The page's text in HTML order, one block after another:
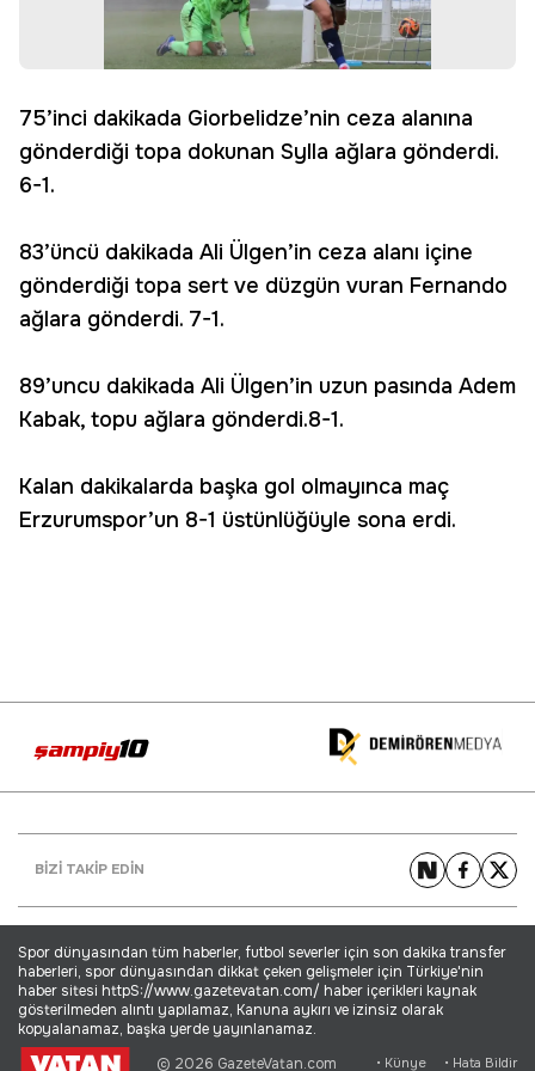
75’inci dakikada Giorbelidze’nin ceza alanına
gönderdiği topa dokunan Sylla ağlara gönderdi.
6-1.
83’üncü dakikada Ali Ülgen’in ceza alanı içine
gönderdiği topa sert ve düzgün vuran Fernando
ağlara gönderdi. 7-1.
89’uncu dakikada Ali Ülgen’in uzun pasında Adem
Kabak, topu ağlara gönderdi.8-1.
Kalan dakikalarda başka gol olmayınca maç
Erzurumspor’un 8-1 üstünlüğüyle sona erdi.
BİZİ TAKİP EDİN
Spor dünyasından tüm haberler, futbol severler için son dakika transfer
haberleri, spor dünyasından dikkat çeken gelişmeler için Türkiye'nin
haber sitesi httpS://www.gazetevatan.com/ haber içerikleri kaynak
gösterilmeden alıntı yapılamaz, Kanuna aykırı ve izinsiz olarak
kopyalanamaz, başka yerde yayınlanamaz.
© 2026 GazeteVatan.com
• Künye • Hata Bildir